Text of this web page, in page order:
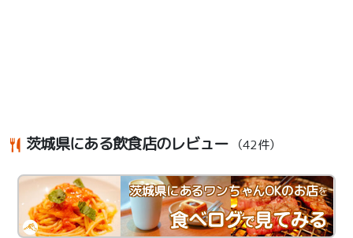
茨城県にある飲食店のレビュー （42件）
茨城県にあるワンちゃんOKのお店を